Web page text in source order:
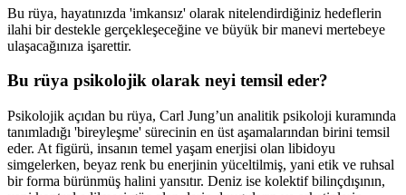
Bu rüya, hayatınızda 'imkansız' olarak nitelendirdiğiniz hedeflerin
ilahi bir destekle gerçekleşeceğine ve büyük bir manevi mertebeye
ulaşacağınıza işarettir.
Bu rüya psikolojik olarak neyi temsil eder?
Psikolojik açıdan bu rüya, Carl Jung’un analitik psikoloji kuramında
tanımladığı 'bireyleşme' sürecinin en üst aşamalarından birini temsil
eder. At figürü, insanın temel yaşam enerjisi olan libidoyu
simgelerken, beyaz renk bu enerjinin yüceltilmiş, yani etik ve ruhsal
bir forma bürünmüş halini yansıtır. Deniz ise kolektif bilinçdışının,